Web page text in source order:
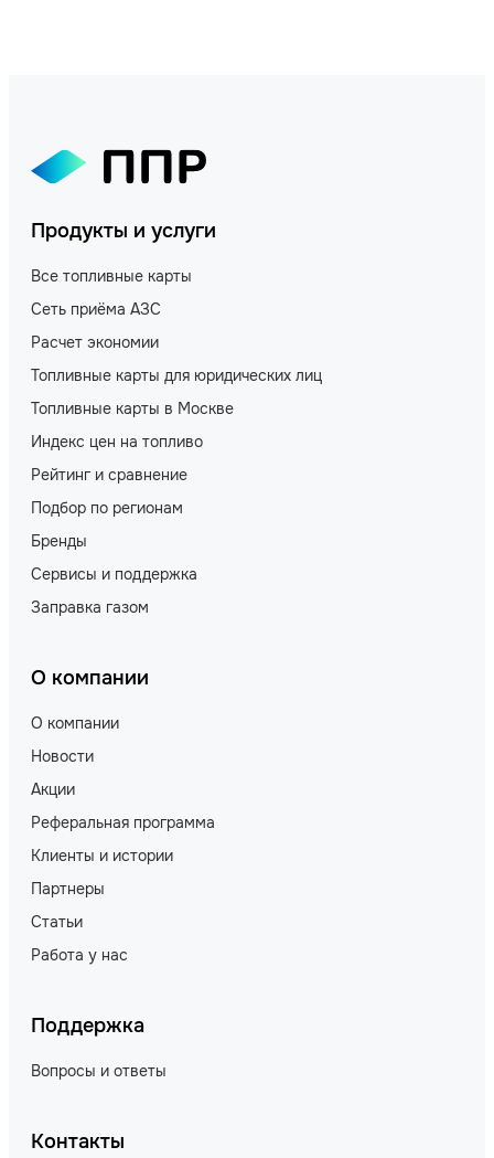
Продукты и услуги
Все топливные карты
Сеть приёма АЗС
Расчет экономии
Топливные карты для юридических лиц
Топливные карты в Москве
Индекс цен на топливо
Рейтинг и сравнение
Подбор по регионам
Бренды
Сервисы и поддержка
Заправка газом
О компании
О компании
Новости
Акции
Реферальная программа
Клиенты и истории
Партнеры
Статьи
Работа у нас
Поддержка
Вопросы и ответы
Контакты